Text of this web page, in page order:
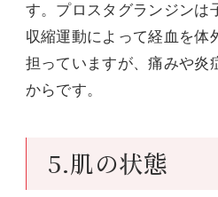
す。プロスタグランジンは
収縮運動によって経血を体
担っていますが、痛みや炎
からです。
5.肌の状態